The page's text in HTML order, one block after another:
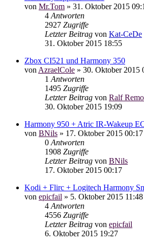
von Mr.Tom » 31. Oktober 2015
4 Antworten
2927 Zugriffe
Letzter Beitrag von Kat-CeDe
31. Oktober 2015 18:55
Zbox CI521 und Harmony 350
von AzraelCole » 30. Oktober 2015
1 Antworten
1495 Zugriffe
Letzter Beitrag von Ralf
30. Oktober 2015 19:09
Harmony 950 + Atric IR-Wakeup
von BNils » 17. Oktober 2015 00:17
0 Antworten
1908 Zugriffe
Letzter Beitrag von BNils
17. Oktober 2015 00:17
Kodi + Flirc + Logitech Harmony
von epicfail » 5. Oktober 2015 11:48
4 Antworten
4556 Zugriffe
Letzter Beitrag von epicfail
6. Oktober 2015 19:27